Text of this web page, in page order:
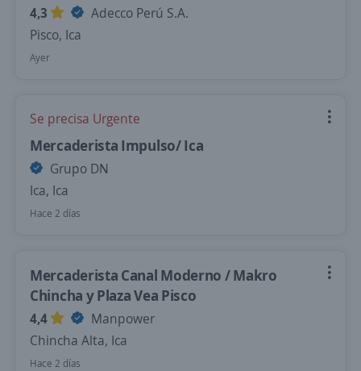
4,3
Adecco Perú S.A.
Pisco, Ica
Ayer
Se precisa Urgente
Mercaderista Impulso/ Ica
Grupo DN
Ica, Ica
Hace 2 días
Mercaderista Canal Moderno / Makro
Chincha y Plaza Vea Pisco
4,4
Manpower
Chincha Alta, Ica
Hace 2 días